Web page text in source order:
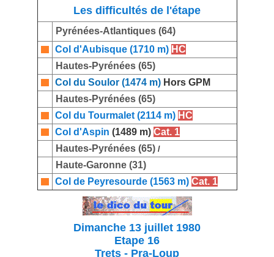
Les difficultés de l'étape
Pyrénées-Atlantiques (64)
Col d'Aubisque (1710 m) HC
Hautes-Pyrénées (65)
Col du Soulor (1474 m) Hors GPM
Hautes-Pyrénées (65)
Col du Tourmalet (2114 m) HC
Col d'Aspin (1489 m) Cat. 1
Hautes-Pyrénées (65) /
Haute-Garonne (31)
Col de Peyresourde (1563 m) Cat. 1
Dimanche 13 juillet 1980
Etape 16
Trets - Pra-Loup